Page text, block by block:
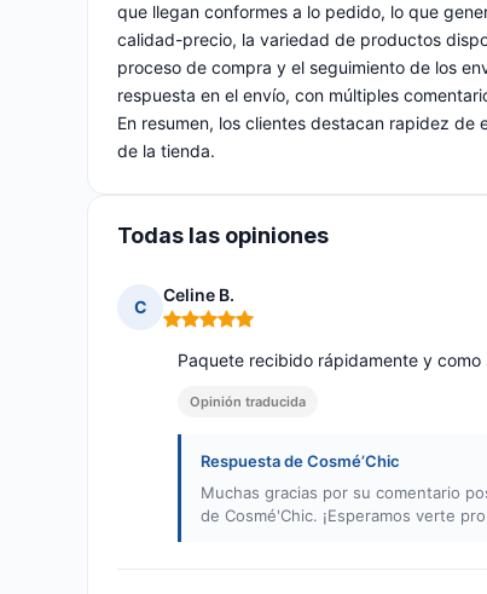
que llegan conformes a lo pedido, lo que
calidad-precio, la variedad de productos
proceso de compra y el seguimiento de los
respuesta en el envío, con múltiples
En resumen, los clientes destacan rapidez
de la tienda.
Todas las opiniones
C
Celine B.
Nota: 5 de 5
Paquete recibido rápidamente y como
Opinión traducida
Respuesta de Cosmé’Chic
Muchas gracias por su comentario
de Cosmé'Chic. ¡Esperamos verte